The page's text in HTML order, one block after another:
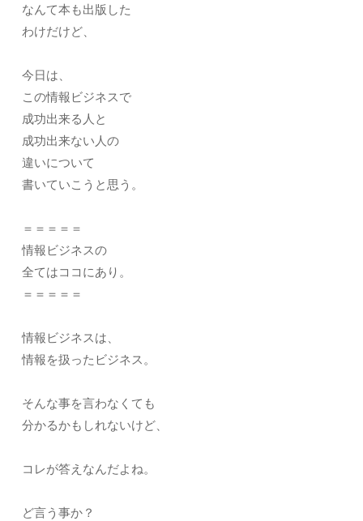
なんて本も出版した
わけだけど、
今日は、
この情報ビジネスで
成功出来る人と
成功出来ない人の
違いについて
書いていこうと思う。
＝＝＝＝＝
情報ビジネスの
全てはココにあり。
＝＝＝＝＝
情報ビジネスは、
情報を扱ったビジネス。
そんな事を言わなくても
分かるかもしれないけど、
コレが答えなんだよね。
ど言う事か？